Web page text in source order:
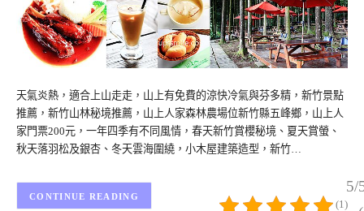
天氣炎熱，適合上山走走，山上有免費的涼快冷氣與芬多精，新竹景點
推薦，新竹山林秘境推薦，山上人家森林農場位新竹縣五峰鄉，山上人
家門票200元，一年四季有不同風情，春天新竹賞櫻秘境、夏天賞螢、
秋天落羽松及銀杏、冬天雲海圍繞，小木屋建築造型，新竹…
5/
(1)
CONTINUE READING